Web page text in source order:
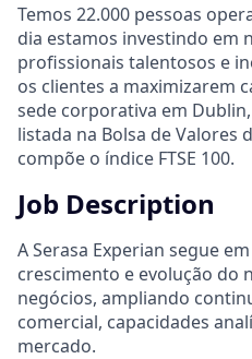
Temos 22.000 pessoas
dia estamos investindo em
profissionais talentosos e
os clientes a maximizarem
sede corporativa em
listada na Bolsa de Valores
compõe o índice FTSE 100.
Job Description
A Serasa Experian segue
crescimento e evolução do
negócios, ampliando
comercial, capacidades
mercado.